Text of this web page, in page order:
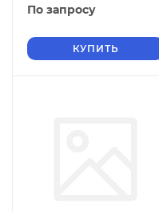
По запросу
КУПИТЬ